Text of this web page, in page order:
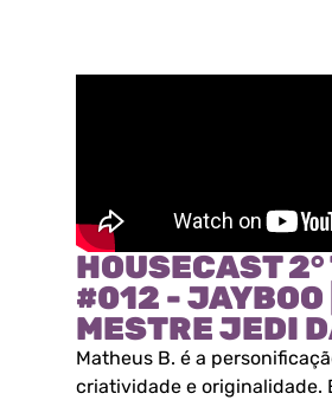
HOUSECAST 2°
#012 - JAYBOO |
MESTRE JEDI
Matheus B. é a
criatividade e originalidade.